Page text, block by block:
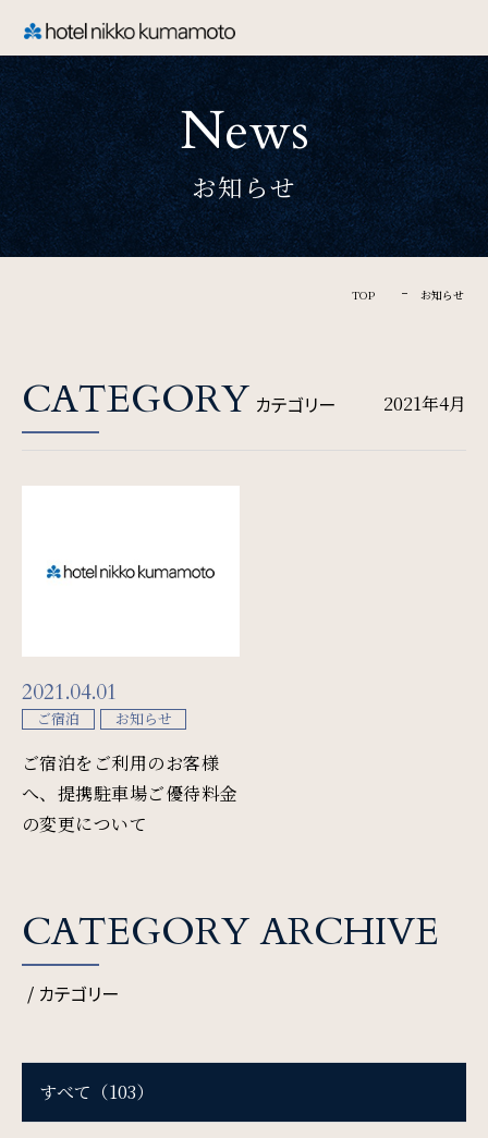
CLOSE
TOP
Welcome
ご宿泊
Restaurant & Lounge
Wedding
ウエディング
Access
Sightseeing
周辺観光
Gallery
フォトギャラリー
News
お知らせ
TOP お知らせ
CATEGORY カテゴリー 2021年4月
2021.04.01
ご宿泊 お知らせ
ご宿泊をご利用のお客様
へ、提携駐車場ご優待料金
の変更について
CATEGORY ARCHIVE
/ カテゴリー
すべて（103）